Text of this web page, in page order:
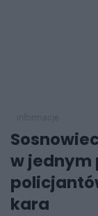
w jednym
kara